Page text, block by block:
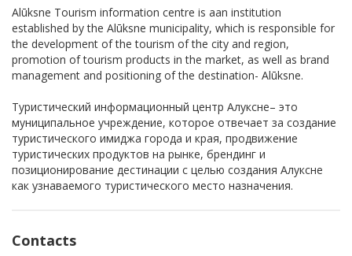
Alūksne Tourism information centre is aan institution
established by the Alūksne municipality, which is responsible for
the development of the tourism of the city and region,
promotion of tourism products in the market, as well as brand
management and positioning of the destination- Alūksne.
Туристический информационный центр Алуксне– это
муниципальное учреждение, которое отвечает за создание
туристического имиджа города и края, продвижение
туристических продуктов на рынке, брендинг и
позиционирование дестинации с целью создания Алуксне
кaк узнаваемого туристического место назначения.
Contacts